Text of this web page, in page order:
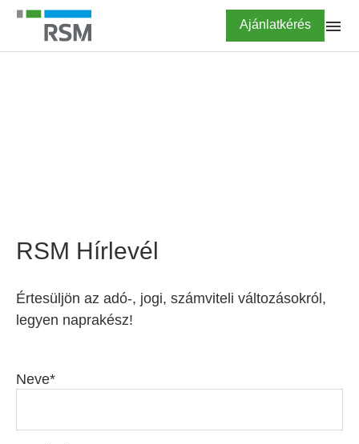
Ugrás
tartalomra
Highlighted
Ajánlatkérés
RSM Hírlevél
Értesüljön az adó-, jogi, számviteli változásokról,
legyen naprakész!
Neve